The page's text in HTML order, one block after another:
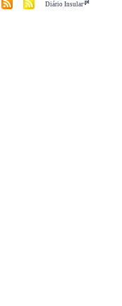
Diário Insular.pt